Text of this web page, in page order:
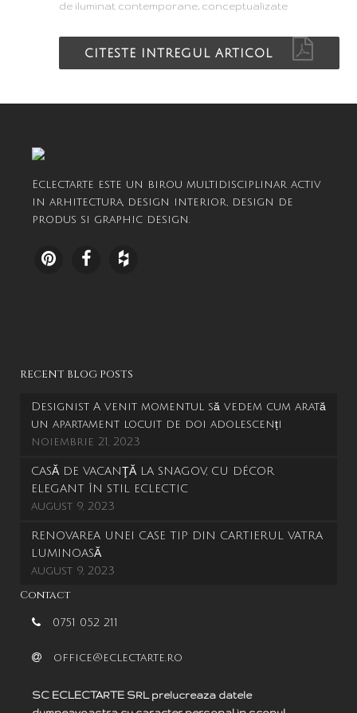
de iluminat contemporane, conceptualizate
CITESTE INTREGUL ARTICOL
Eclectarte este un birou multidisciplinar activ
in arhitectura, design interior, design de
produs si graphic design.
RECENT BLOG POSTS
Designist A venit momentul să vedem cum arată
un apartament locuit de doi adolescenți
noiembrie 21, 2023
CASĂ DE VACANŢĂ LA SNAGOV, CU DÉCOR
ELEGANT ÎN STIL ECLECTIC
august 9, 2023
RENOVAREA UNEI CASE TIP DIN CARTIERUL VATRA
LUMINOASĂ
august 9, 2023
Contact
0751 052 211
office@eclectarte.ro
SC ECLECTARTE SRL prelucreaza datele